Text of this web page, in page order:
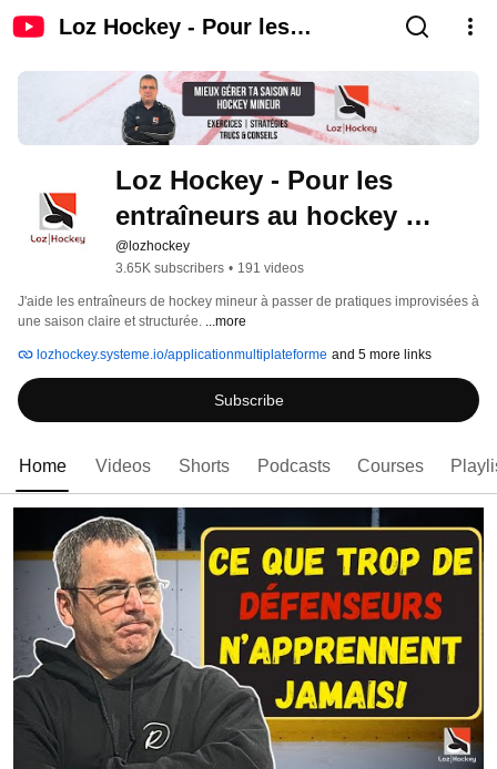
Loz Hockey - Pour les
Loz Hockey - Pour les
entraîneurs au hockey
mineur
@lozhockey
3.65K subscribers • 191 videos
J'aide les entraîneurs de hockey mineur à passer de pratiques improvisées à
une saison claire et structurée. ...more
lozhockey.systeme.io/applicationmultiplateforme and 5 more links
Subscribe
Home Videos Shorts Podcasts Courses